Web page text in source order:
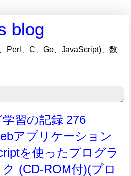
blog
Perl、C、Go、JavaScript)、数
習の記録 276
アプリケーション
を使ったプログラ
(CD-ROM付)(プロ